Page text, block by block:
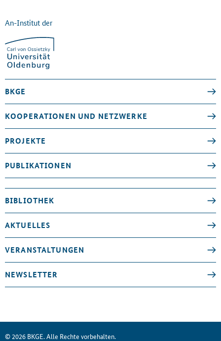
An-Institut der
BKGE
KOOPERATIONEN UND NETZWERKE
PROJEKTE
PUBLIKATIONEN
BIBLIOTHEK
AKTUELLES
VERANSTALTUNGEN
NEWSLETTER
© 2026 BKGE. Alle Rechte vorbehalten.